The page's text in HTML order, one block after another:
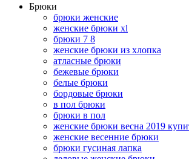
Брюки
брюки женские
женские брюки xl
брюки 7 8
женские брюки из хлопка
атласные брюки
бежевые брюки
белые брюки
бордовые брюки
в пол брюки
брюки в пол
женские брюки весна 2019
женские весенние брюки
брюки гусиная лапка